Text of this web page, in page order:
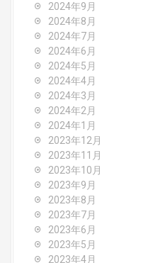
2024年9月
2024年8月
2024年7月
2024年6月
2024年5月
2024年4月
2024年3月
2024年2月
2024年1月
2023年12月
2023年11月
2023年10月
2023年9月
2023年8月
2023年7月
2023年6月
2023年5月
2023年4月